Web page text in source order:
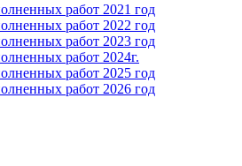
работ 2021 год
работ 2022 год
работ 2023 год
работ 2024г.
работ 2025 год
работ 2026 год